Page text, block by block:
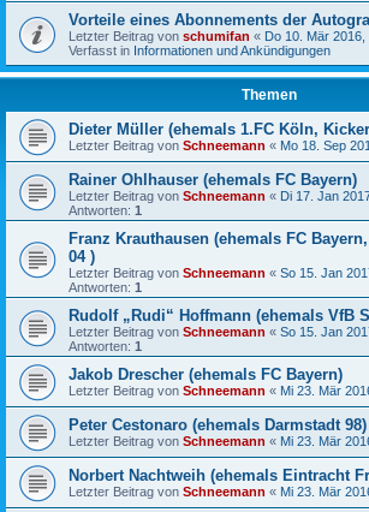
Vorteile eines Abonnements der
Letzter Beitrag von schumifan « Do 10. Mär 2016,
Verfasst in Informationen und Ankündigungen
Themen
Dieter Müller (ehemals 1.FC Köln,
Letzter Beitrag von Schneemann « Mo 18. Sep
Rainer Ohlhauser (ehemals FC Bayern)
Letzter Beitrag von Schneemann « Di 17. Jan
Antworten: 1
Franz Krauthausen (ehemals FC
04 )
Letzter Beitrag von Schneemann « So 15. Jan
Antworten: 1
Rudolf „Rudi“ Hoffmann (ehemals VfB
Letzter Beitrag von Schneemann « So 15. Jan
Antworten: 1
Jakob Drescher (ehemals FC Bayern)
Letzter Beitrag von Schneemann « Mi 23. Mär
Peter Cestonaro (ehemals Darmstadt 98)
Letzter Beitrag von Schneemann « Mi 23. Mär
Norbert Nachtweih (ehemals Eintracht
Letzter Beitrag von Schneemann « Mi 23. Mär